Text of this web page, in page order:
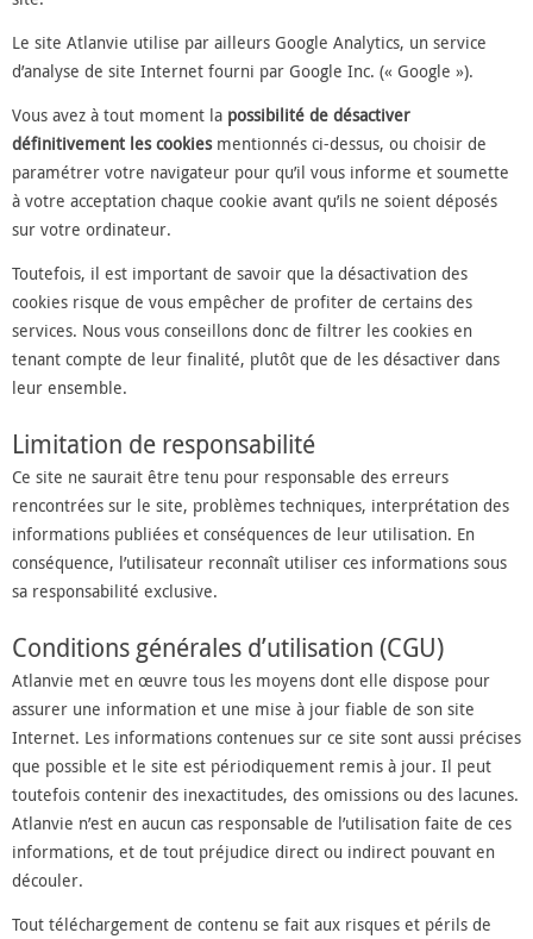
Le site Atlanvie utilise par ailleurs Google Analytics, un service
d’analyse de site Internet fourni par Google Inc. (« Google »).
Vous avez à tout moment la possibilité de désactiver
définitivement les cookiesmentionnés ci-dessus, ou choisir de
paramétrer votre navigateur pour qu’il vous informe et soumette
à votre acceptation chaque cookie avant qu’ils ne soient déposés
sur votre ordinateur.
Toutefois, il est important de savoir que la désactivation des
cookies risque de vous empêcher de profiter de certains des
services. Nous vous conseillons donc de filtrer les cookies en
tenant compte de leur finalité, plutôt que de les désactiver dans
leur ensemble.
Limitation de responsabilité
Ce site ne saurait être tenu pour responsable des erreurs
rencontrées sur le site, problèmes techniques, interprétation des
informations publiées et conséquences de leur utilisation. En
conséquence, l’utilisateur reconnaît utiliser ces informations sous
sa responsabilité exclusive.
Conditions générales d’utilisation (CGU)
Atlanvie met en œuvre tous les moyens dont elle dispose pour
assurer une information et une mise à jour fiable de son site
Internet. Les informations contenues sur ce site sont aussi précises
que possible et le site est périodiquement remis à jour. Il peut
toutefois contenir des inexactitudes, des omissions ou des lacunes.
Atlanvie n’est en aucun cas responsable de l’utilisation faite de ces
informations, et de tout préjudice direct ou indirect pouvant en
découler.
Tout téléchargement de contenu se fait aux risques et périls de